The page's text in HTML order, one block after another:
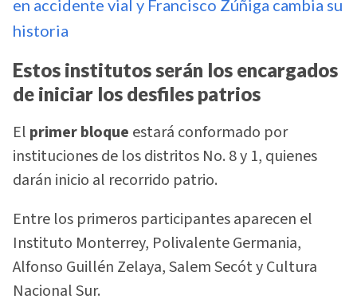
en accidente vial y Francisco Zúñiga cambia su
historia
Estos institutos serán los encargados
de iniciar los desfiles patrios
El primer bloque estará conformado por
instituciones de los distritos No. 8 y 1, quienes
darán inicio al recorrido patrio.
Entre los primeros participantes aparecen el
Instituto Monterrey, Polivalente Germania,
Alfonso Guillén Zelaya, Salem Secót y Cultura
Nacional Sur.